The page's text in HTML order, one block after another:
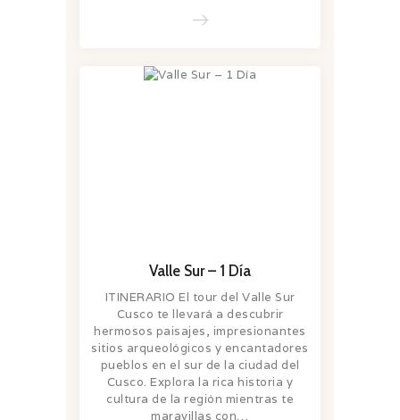
Valle Sur – 1 Día
ITINERARIO El tour del Valle Sur
Cusco te llevará a descubrir
hermosos paisajes, impresionantes
sitios arqueológicos y encantadores
pueblos en el sur de la ciudad del
Cusco. Explora la rica historia y
cultura de la región mientras te
maravillas con…